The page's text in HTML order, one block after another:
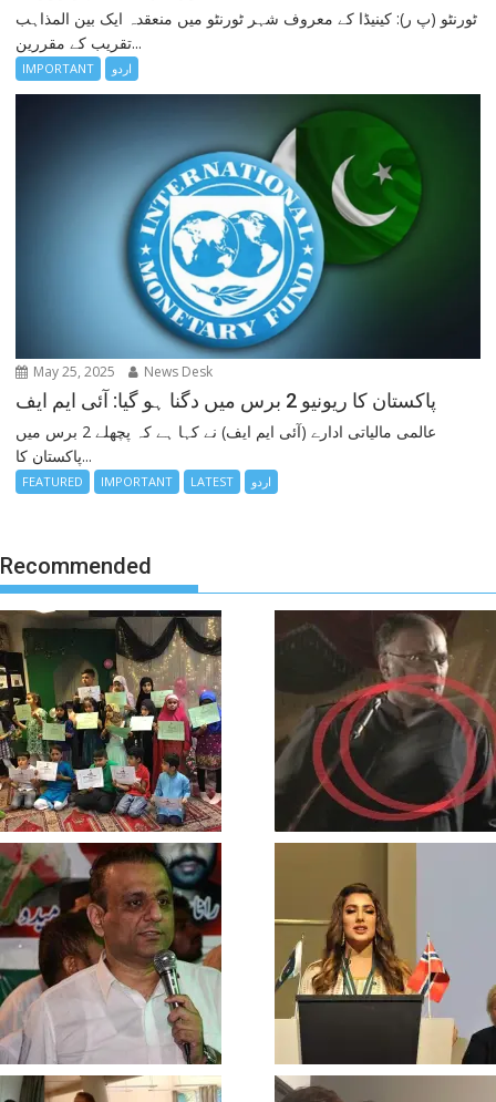
ٹورنٹو (پ ر): کینیڈا کے معروف شہر ٹورنٹو میں منعقدہ ایک بین المذاہب
تقریب کے مقررین...
IMPORTANT اردو
May 25, 2025 News Desk
پاکستان کا ریونیو 2 برس میں دگنا ہو گیا: آئی ایم ایف
عالمی مالیاتی ادارے (آئی ایم ایف) نے کہا ہے کہ پچھلے 2 برس میں
پاکستان کا...
FEATURED IMPORTANT LATEST اردو
Recommended